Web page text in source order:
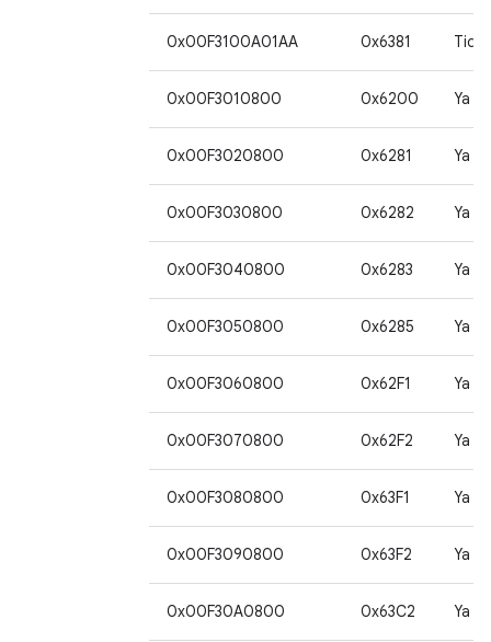
0x00F3100A01AA 0x6381
0x00F3010800 0x6200 Ya
0x00F3020800 0x6281 Ya
0x00F3030800 0x6282 Ya
0x00F3040800 0x6283 Ya
0x00F3050800 0x6285 Ya
0x00F3060800 0x62F1 Ya
0x00F3070800 0x62F2 Ya
0x00F3080800 0x63F1 Ya
0x00F3090800 0x63F2 Ya
0x00F30A0800 0x63C2 Ya